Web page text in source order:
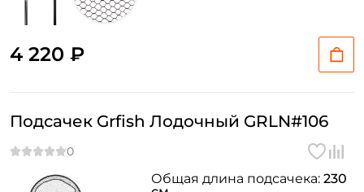
4 220 ₽
Подсачек Grfish Лодочный GRLN#106
Общая длина подсачека: 230